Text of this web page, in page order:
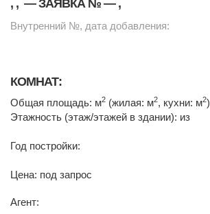
, , — ЗАЯВКА № — ,
Внутренний №, дата добавления:
КОМНАТ:
Общая площадь: м2 (жилая: м2, кухни: м2)
Этажность (этаж/этажей в здании): из
Год постройки:
Цена: под запрос
Агент: